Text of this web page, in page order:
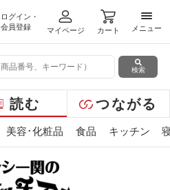
ログイン・
会員登録
マイページ カート
メニ
メニュー
検索
読む つながる
美容･化粧品 食品 キッチン